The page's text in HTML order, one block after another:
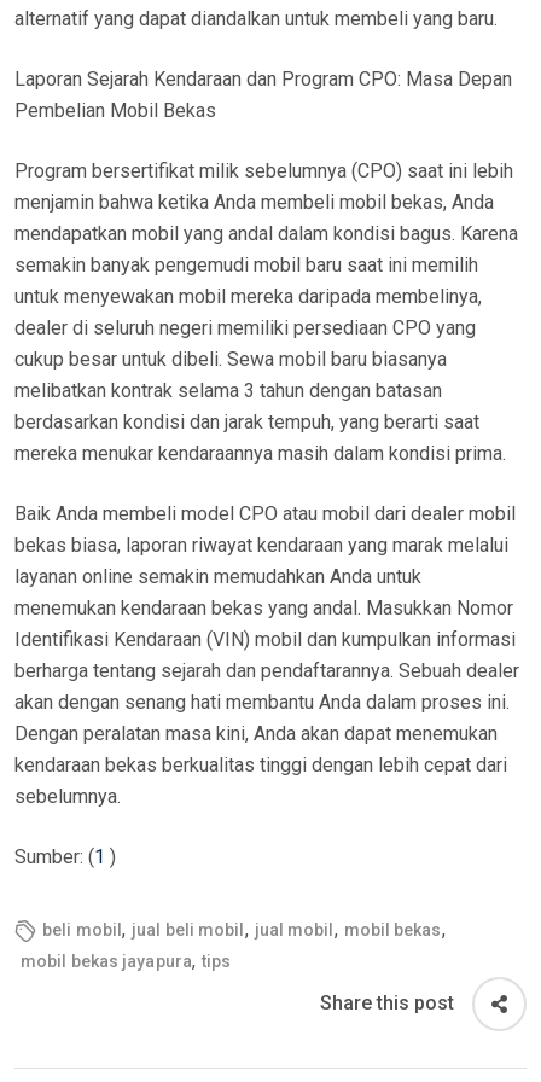
alternatif yang dapat diandalkan untuk membeli yang baru.
Laporan Sejarah Kendaraan dan Program CPO: Masa Depan
Pembelian Mobil Bekas
Program bersertifikat milik sebelumnya (CPO) saat ini lebih
menjamin bahwa ketika Anda membeli mobil bekas, Anda
mendapatkan mobil yang andal dalam kondisi bagus. Karena
semakin banyak pengemudi mobil baru saat ini memilih
untuk menyewakan mobil mereka daripada membelinya,
dealer di seluruh negeri memiliki persediaan CPO yang
cukup besar untuk dibeli. Sewa mobil baru biasanya
melibatkan kontrak selama 3 tahun dengan batasan
berdasarkan kondisi dan jarak tempuh, yang berarti saat
mereka menukar kendaraannya masih dalam kondisi prima.
Baik Anda membeli model CPO atau mobil dari dealer mobil
bekas biasa, laporan riwayat kendaraan yang marak melalui
layanan online semakin memudahkan Anda untuk
menemukan kendaraan bekas yang andal. Masukkan Nomor
Identifikasi Kendaraan (VIN) mobil dan kumpulkan informasi
berharga tentang sejarah dan pendaftarannya. Sebuah dealer
akan dengan senang hati membantu Anda dalam proses ini.
Dengan peralatan masa kini, Anda akan dapat menemukan
kendaraan bekas berkualitas tinggi dengan lebih cepat dari
sebelumnya.
Sumber: (1 )
beli mobil , jual beli mobil , jual mobil , mobil bekas,
mobil bekas jayapura, tips
Share this post